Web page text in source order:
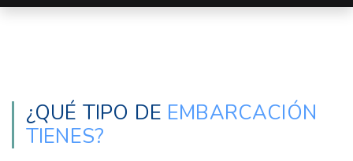
¿QUÉ TIPO DE EMBARCACIÓN
TIENES?